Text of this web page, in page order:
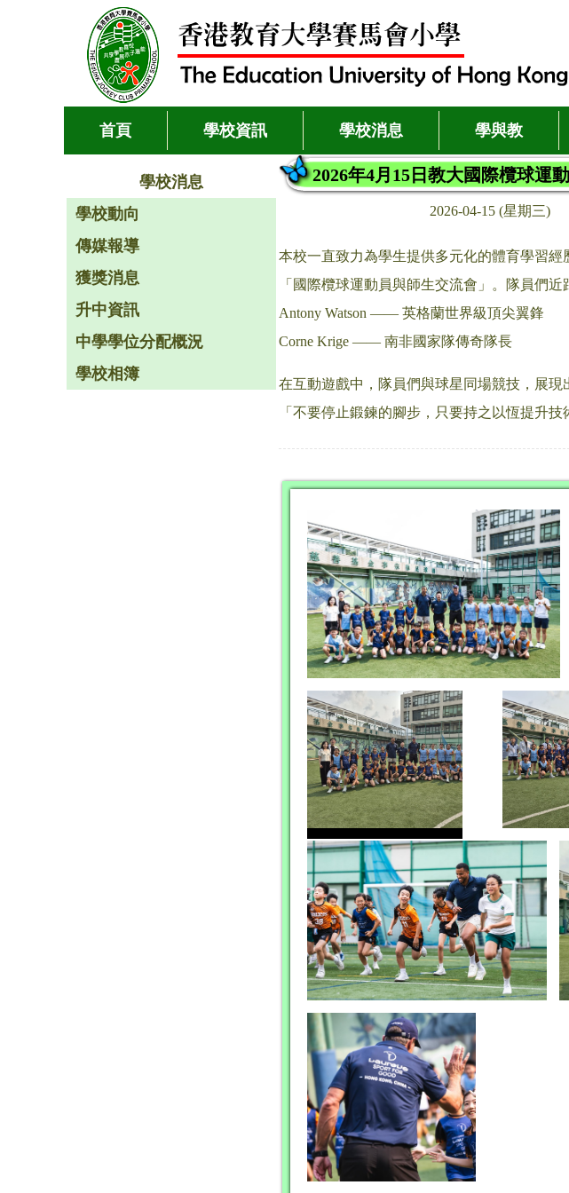
首頁 學校資訊 學校消息 學與教
學校消息
學校動向
傳媒報導
獲獎消息
升中資訊
中學學位分配概況
學校相簿
2026年4月15日教大國際欖球運
2026-04-15 (星期三)
本校一直致力為學生提供多元化的體育學習
「國際欖球運動員與師生交流會」。隊員們
Antony Watson —— 英格蘭世界級頂尖翼鋒
Corne Krige —— 南非國家隊傳奇隊長
在互動遊戲中，隊員們與球星同場競技，展現
「不要停止鍛鍊的腳步，只要持之以恆提升